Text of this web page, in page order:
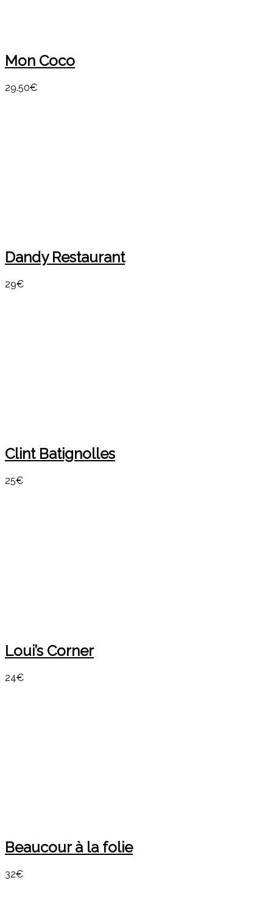
Mon Coco
29.50€
Dandy Restaurant
29€
Clint Batignolles
25€
Loui’s Corner
24€
Beaucour à la folie
32€